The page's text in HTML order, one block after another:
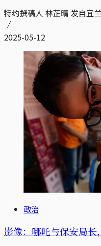
特约撰稿人 林芷晴 发自宜
2025-05-12
政治
影像：哪吒与保安局